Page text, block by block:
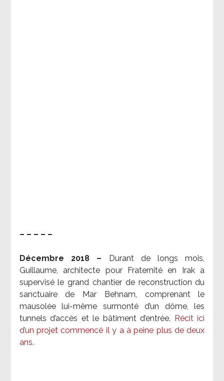
– – – – –
Décembre 2018 –
Durant de longs mois,
Guillaume, architecte pour Fraternité en Irak a
supervisé le grand chantier de reconstruction du
sanctuaire de Mar Behnam, comprenant le
mausolée lui-même surmonté d’un dôme, les
tunnels d’accès et le bâtiment d’entrée.
Récit ici
d’un projet commencé il y a à peine plus de deux
ans.